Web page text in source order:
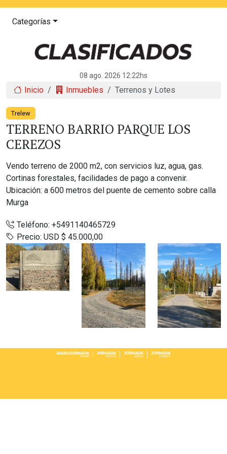
Categorías
08 ago. 2026 12:22hs
Inicio Inmuebles Terrenos y Lotes
Trelew
TERRENO BARRIO PARQUE LOS
CEREZOS
Vendo terreno de 2000 m2, con servicios luz, agua, gas.
Cortinas forestales, facilidades de pago a convenir.
Ubicación: a 600 metros del puente de cemento sobre calla
Murga
Teléfono: +5491140465729
Precio: USD $ 45.000,00